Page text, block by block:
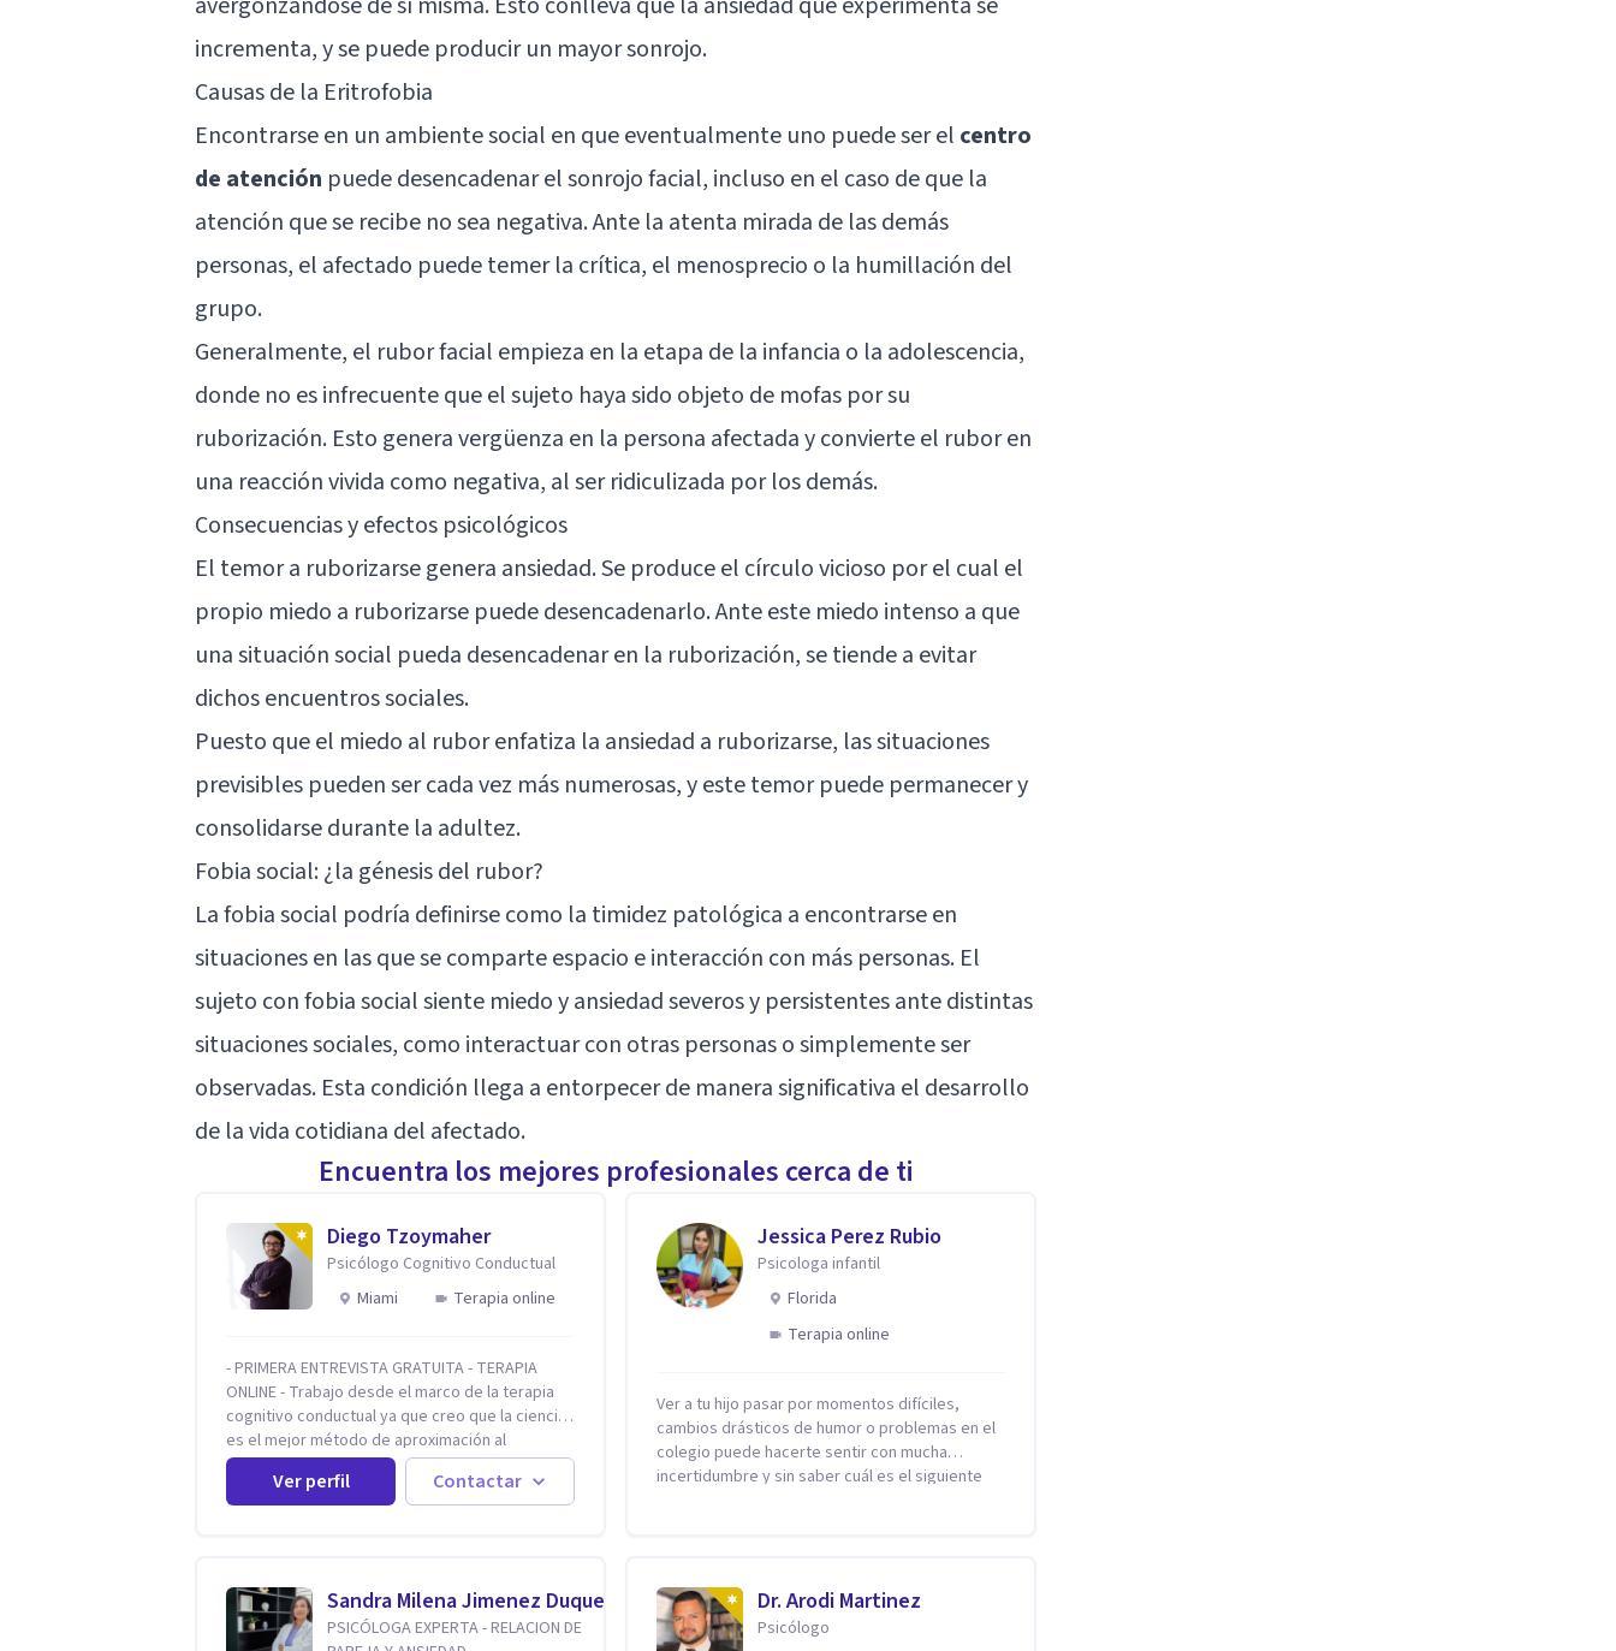
incrementa, y se puede producir un mayor sonrojo.
Causas de la Eritrofobia
Encontrarse en un ambiente social en que eventualmente uno puede ser el centro
de atención puede desencadenar el sonrojo facial, incluso en el caso de que la
atención que se recibe no sea negativa. Ante la atenta mirada de las demás
personas, el afectado puede temer la crítica, el menosprecio o la humillación del
grupo.
Generalmente, el rubor facial empieza en la etapa de la infancia o la adolescencia,
donde no es infrecuente que el sujeto haya sido objeto de mofas por su
ruborización. Esto genera vergüenza en la persona afectada y convierte el rubor en
una reacción vivida como negativa, al ser ridiculizada por los demás.
Consecuencias y efectos psicológicos
El temor a ruborizarse genera ansiedad. Se produce el círculo vicioso por el cual el
propio miedo a ruborizarse puede desencadenarlo. Ante este miedo intenso a que
una situación social pueda desencadenar en la ruborización, se tiende a evitar
dichos encuentros sociales.
Puesto que el miedo al rubor enfatiza la ansiedad a ruborizarse, las situaciones
previsibles pueden ser cada vez más numerosas, y este temor puede permanecer y
consolidarse durante la adultez.
Fobia social: ¿la génesis del rubor?
La fobia social podría definirse como la timidez patológica a encontrarse en
situaciones en las que se comparte espacio e interacción con más personas. El
sujeto con fobia social siente miedo y ansiedad severos y persistentes ante distintas
situaciones sociales, como interactuar con otras personas o simplemente ser
observadas. Esta condición llega a entorpecer de manera significativa el desarrollo
de la vida cotidiana del afectado.
Encuentra los mejores profesionales cerca de ti
Diego Tzoymaher
Psicólogo Cognitivo Conductual
Miami
Terapia online
- PRIMERA ENTREVISTA GRATUITA - TERAPIA
ONLINE - Trabajo desde el marco de la terapia
cognitivo conductual ya que creo que la ciencia
es el mejor método de aproximación al
conocimiento en general y a la psicoterapia en
particular. Me interesan los procesos de cambio
conductual por los que una persona pueda
emocionales. Abordo patologías específicas
como trastornos de ansiedad y del ánimo, y
también crisis vitales y procesos de
Ver perfil Contactar
Jessica Perez Rubio
Psicologa infantil
Florida
Terapia online
Ver a tu hijo pasar por momentos difíciles,
cambios drásticos de humor o problemas en el
colegio puede hacerte sentir con mucha
incertidumbre y sin saber cuál es el siguiente
casa. Me especializo en guiar a familias a través
de herramientas prácticas y dinámicas
adaptadas a la edad de cada menor, dejando de
Sandra Milena Jimenez Duque
PSICÓLOGA EXPERTA - RELACION DE
Dr. Arodi Martinez
Psicólogo